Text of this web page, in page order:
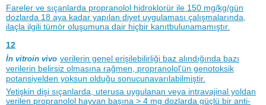
Fareler ve sıçanlarda propranolol hidroklorür ile 150 mg/kg/gün
dozlarda 18 aya kadar yapılan diyet uygulaması çalışmalarında,
ilaçla ilgili tümör oluşumuna dair hiçbir kanıtbulunamamıştır.
12
İn vitroin vivo verilerin genel erişilebilirliği baz alındığında bazı
verilerin belirsiz olmasına rağmen, propranolol'ün genotoksik
potansiyelden yoksun olduğu sonucunavarılabilmiştir.
Yetişkin dişi sıçanlarda, uterusa uygulanan veya intravajinal yoldan
verilen propranolol hayvan başına > 4 mg dozlarda güçlü bir anti-